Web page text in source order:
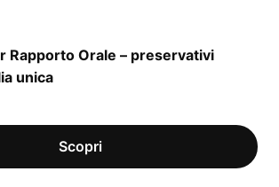
Rapporto Orale – preservativi
unica